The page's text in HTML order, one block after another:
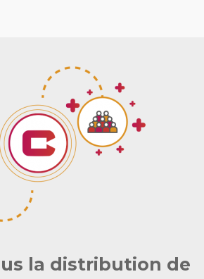
la distribution de